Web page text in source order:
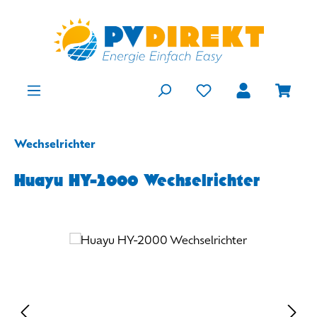
Zum Hauptinhalt springen
Du hast 0
Wechselrichter
Huayu HY-2000 Wechselrichter
Bildergalerie überspringen